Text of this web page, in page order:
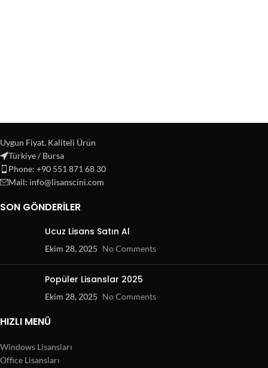
Uygun Fiyat, Kaliteli Ürün
Türkiye / Bursa
Phone: +90 551 871 68 30
Mail: info@lisanscini.com
SON GÖNDERILER
Ucuz Lisans Satın Al
Ekim 28, 2025 No Comments
Popüler Lisanslar 2025
Ekim 28, 2025 No Comments
HIZLI MENÜ
Windows Lisansları
Office Lisansları